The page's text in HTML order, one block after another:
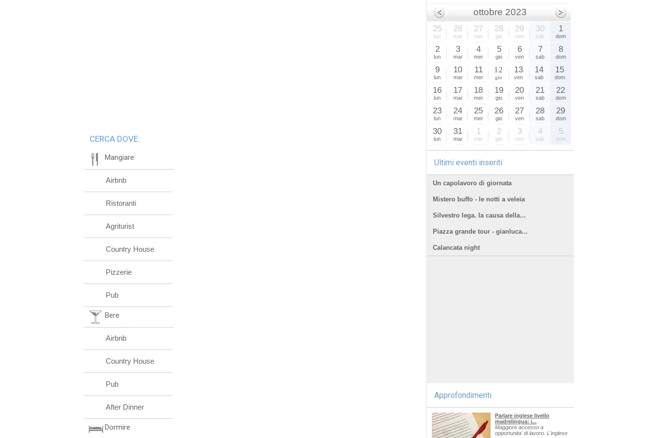
CERCA DOVE:
Mangiare
Airbnb
Ristoranti
Agriturist
Country House
Pizzerie
Pub
Bere
Airbnb
Country House
Pub
After Dinner
Dormire
ottobre 2023
25
lun
26
mar
27
mer
28
gio
29
ven
30
sab
1
dom
2
lun
3
mar
4
mer
5
gio
6
ven
7
sab
8
dom
9
lun
10
mar
11
mer
12
gio
13
ven
14
sab
15
dom
16
lun
17
mar
18
mer
19
gio
20
ven
21
sab
22
dom
23
lun
24
mar
25
mer
26
gio
27
ven
28
sab
29
dom
30
lun
31
mar
1
mer
2
gio
3
ven
4
sab
5
dom
Ultimi eventi inseriti
Un capolavoro di giornata
Mistero buffo - le notti a veleia
Silvestro lega. la causa della...
Piazza grande tour - gianluca...
Calancata night
Approfondimenti
Parlare inglese livello
madrelingua: i...
Maggiore accesso a
opportunita' di lavoro. L'inglese